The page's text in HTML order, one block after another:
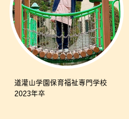
道灌山学園保育福祉専門学校
2023年卒